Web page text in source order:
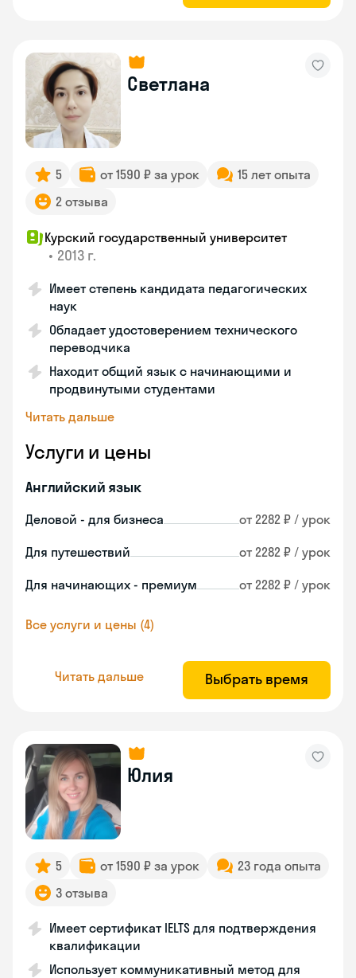
Светлана
5 от 1590 ₽ за урок
15 лет опыта
2 отзыва
Курский государственный университет
• 2013 г.
Имеет степень кандидата педагогических
наук
Обладает удостоверением технического
переводчика
Находит общий язык с начинающими и
продвинутыми студентами
Читать дальше
Услуги и цены
Английский язык
Деловой - для бизнеса от 2282 ₽ / урок
Для путешествий от 2282 ₽ / урок
Для начинающих - премиум от 2282 ₽ / урок
Все услуги и цены (4)
Читать дальше Выбрать время
Юлия
5 от 1590 ₽ за урок
23 года опыта
3 отзыва
Имеет сертификат IELTS для подтверждения
квалификации
Использует коммуникативный метод для